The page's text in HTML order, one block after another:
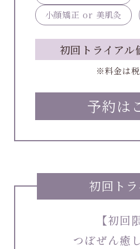
初回トライア
※料金は
予約は
小顔矯正 or 美肌灸
初回ト
【初回
つぼぜん癒